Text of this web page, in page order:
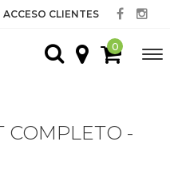
ACCESO CLIENTES
0
COMPLETO -